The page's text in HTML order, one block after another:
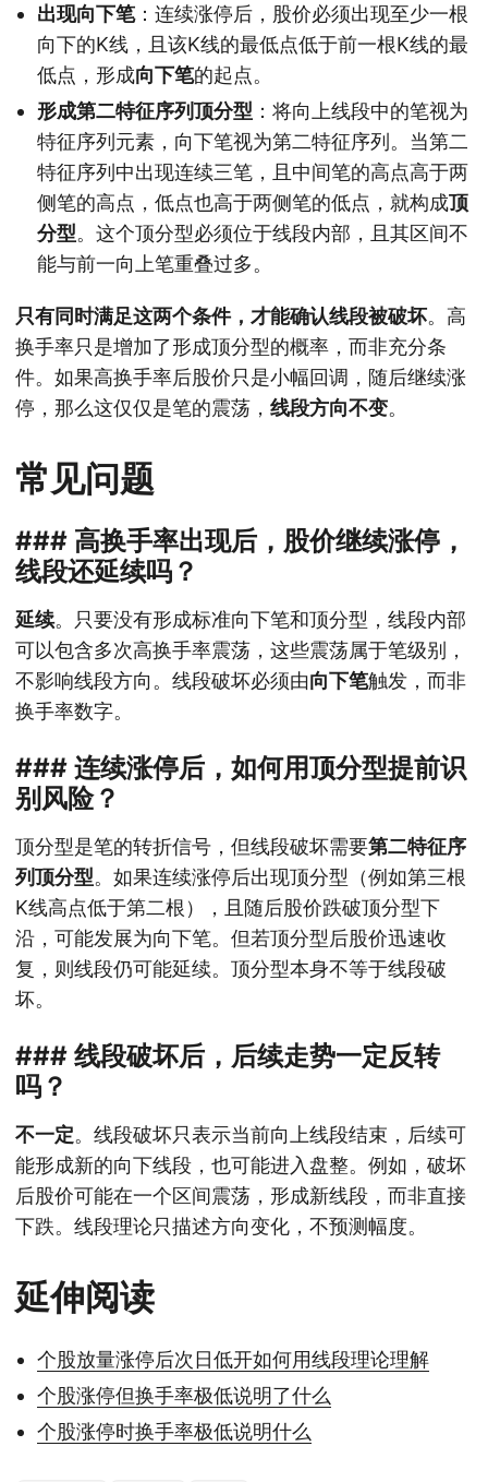
出现向下笔：连续涨停后，股价必须出现至少一根
向下的K线，且该K线的最低点低于前一根K线的最
低点，形成向下笔的起点。
形成第二特征序列顶分型 ：将向上线段中的笔视为
特征序列元素，向下笔视为第二特征序列。当第二
特征序列中出现连续三笔，且中间笔的高点高于两
侧笔的高点，低点也高于两侧笔的低点，就构成顶
分型。这个顶分型必须位于线段内部，且其区间不
能与前一向上笔重叠过多。
只有同时满足这两个条件，才能确认线段被破坏。高
换手率只是增加了形成顶分型的概率，而非充分条
件。如果高换手率后股价只是小幅回调，随后继续涨
停，那么这仅仅是笔的震荡， 线段方向不变。
常见问题
### 高换手率出现后，股价继续涨停，
线段还延续吗？
延续。只要没有形成标准向下笔和顶分型，线段内部
可以包含多次高换手率震荡，这些震荡属于笔级别，
不影响线段方向。线段破坏必须由向下笔触发，而非
换手率数字。
### 连续涨停后，如何用顶分型提前识
别风险？
顶分型是笔的转折信号，但线段破坏需要第二特征序
列顶分型。如果连续涨停后出现顶分型（例如第三根
K线高点低于第二根），且随后股价跌破顶分型下
沿，可能发展为向下笔。但若顶分型后股价迅速收
复，则线段仍可能延续。顶分型本身不等于线段破
坏。
### 线段破坏后，后续走势一定反转
吗？
不一定。线段破坏只表示当前向上线段结束，后续可
能形成新的向下线段，也可能进入盘整。例如，破坏
后股价可能在一个区间震荡，形成新线段，而非直接
下跌。线段理论只描述方向变化，不预测幅度。
延伸阅读
个股放量涨停后次日低开如何用线段理论理解
个股涨停但换手率极低说明了什么
个股涨停时换手率极低说明什么